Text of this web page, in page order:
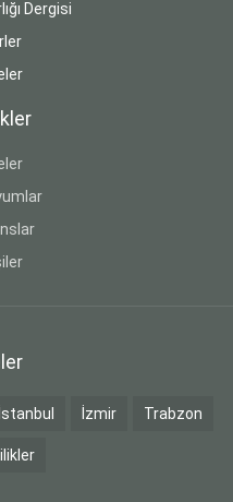
Dergisi
İstanbul İzmir Trabzon